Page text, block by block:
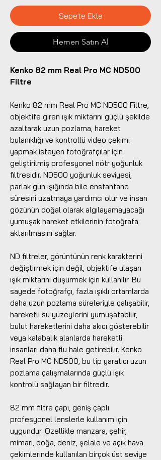
Sepete Ekle
Hemen Satın Al
Kenko 82 mm Real Pro MC ND500
Filtre
Kenko 82 mm Real Pro MC ND500 Filtre,
objektife giren ışık miktarını güçlü şekilde
azaltarak uzun pozlama, hareket
bulanıklığı ve kontrollü video çekimi
yapmak isteyen fotoğrafçılar için
geliştirilmiş profesyonel nötr yoğunluk
filtresidir. ND500 yoğunluk seviyesi,
parlak gün ışığında bile enstantane
süresini uzatmaya yardımcı olur ve insan
gözünün doğal olarak algılayamayacağı
yumuşak hareket etkilerinin fotoğrafa
aktarılmasını sağlar.
ND filtreler, görüntünün renk karakterini
değiştirmek için değil, objektife ulaşan
ışık miktarını düşürmek için kullanılır. Bu
sayede fotoğrafçı, fazla ışıklı ortamlarda
daha uzun pozlama süreleriyle çalışabilir,
hareketli su yüzeylerini yumuşatabilir,
bulut hareketlerini daha akıcı gösterebilir
veya kalabalık alanlarda hareketli
insanları daha flu hale getirebilir. Kenko
Real Pro MC ND500, bu tip yaratıcı uzun
pozlama çalışmalarında güçlü ışık
kontrolü sağlayan bir filtredir.
82 mm filtre çapı, geniş çaplı
profesyonel lenslerle kullanım için
uygundur. Özellikle manzara, şehir,
mimari, doğa, deniz, şelale ve açık hava
çekimlerinde kullanılan birçok üst seviye